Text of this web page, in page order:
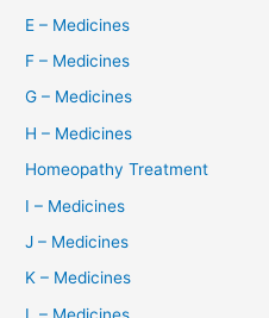
E – Medicines
F – Medicines
G – Medicines
H – Medicines
Homeopathy Treatment
I – Medicines
J – Medicines
K – Medicines